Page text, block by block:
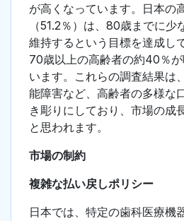
が高くなっています。日本の
（51.2％）は、80歳までに
維持するという目標を達成し
70歳以上の高齢者の約40％
います。これらの調査結果は、
能障害など、高齢者の多様な
き彫りにしており、市場の成
と思われます。
市場の制約
複雑な払い戻しポリシー
日本では、特定の歯科医療機